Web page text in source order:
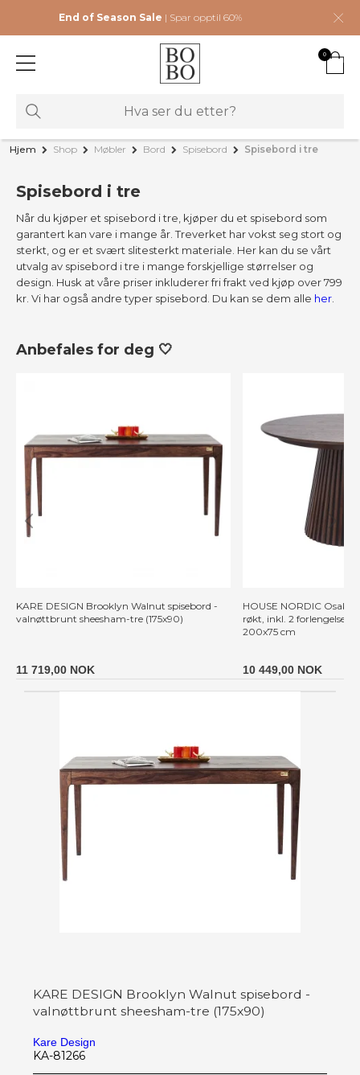
End of Season Sale | Spar opptil 60%
0
Hjem Shop Møbler Bord Spisebord Spisebord i tre
Spisebord i tre
Når du kjøper et spisebord i tre, kjøper du et spisebord som
garantert kan vare i mange år. Treverket har vokst seg stort og
sterkt, og er et svært slitesterkt materiale. Her kan du se vårt
utvalg av spisebord i tre i mange forskjellige størrelser og
design. Husk at våre priser inkluderer fri frakt ved kjøp over 799
kr. Vi har også andre typer spisebord. Du kan se dem alle her
Anbefales for deg 🤍
KARE DESIGN Brooklyn Walnut spisebord -
valnøttbrunt sheesham-tre (175x90)
11 719,00 NOK
HOUSE NORDIC Osaka
røkt, inkl. 2
200x75 cm
10 449,00 NOK
KARE DESIGN Brooklyn Walnut spisebord -
valnøttbrunt sheesham-tre (175x90)
Kare Design
KA-81266